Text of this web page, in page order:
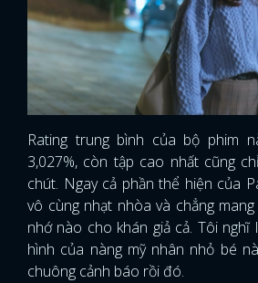
Rating trung bình của bộ phim
3,027%, còn tập cao nhất cũng
chút. Ngay cả phần thể hiện của
vô cùng nhạt nhòa và chẳng
nhớ nào cho khán giả cả. Tôi nghĩ
hình của nàng mỹ nhân nhỏ bé
chuông cảnh báo rồi đó.